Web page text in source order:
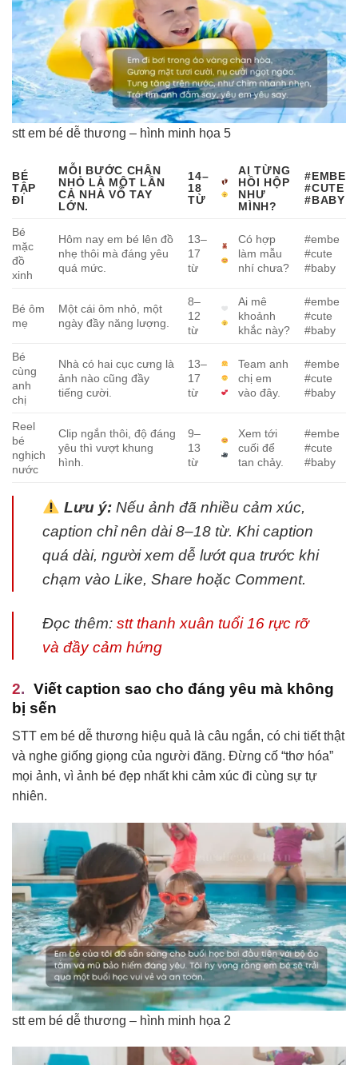
stt em bé dễ thương – hình minh họa 5
BÉ
TẬP
ĐI
MỖI BƯỚC CHÂN
NHỎ LÀ MỘT LẦN
CẢ NHÀ VỖ TAY
LỚN.
14–
18
TỪ
AI TỪNG
HỒI HỘP
NHƯ
MÌNH?
#EMBE
#CUTE
#BABY
Bé
mặc
đồ
xinh
Hôm nay em bé lên đồ
nhẹ thôi mà đáng yêu
quá mức.
13–
17
từ
Có hợp
làm mẫu
nhí chưa?
#embe
#cute
#baby
Bé ôm
mẹ
Một cái ôm nhỏ, một
ngày đầy năng lượng.
8–
12
từ
Ai mê
khoảnh
khắc này?
#embe
#cute
#baby
Bé
cùng
anh
chị
Nhà có hai cục cưng là
ảnh nào cũng đầy
tiếng cười.
13–
17
từ
Team anh
chị em
vào đây.
#embe
#cute
#baby
Reel
bé
nghịch
nước
Clip ngắn thôi, độ đáng
yêu thì vượt khung
hình.
9–
13
từ
Xem tới
cuối để
tan chảy.
#embe
#cute
#baby
Lưu ý:Nếu ảnh đã nhiều cảm xúc,
caption chỉ nên dài 8–18 từ. Khi caption
quá dài, người xem dễ lướt qua trước khi
chạm vào Like, Share hoặc Comment.
Đọc thêm: stt thanh xuân tuổi 16 rực rỡ
và đầy cảm hứng
Viết caption sao cho đáng yêu mà không
bị sến
STT em bé dễ thương hiệu quả là câu ngắn, có chi tiết thật
và nghe giống giọng của người đăng. Đừng cố “thơ hóa”
mọi ảnh, vì ảnh bé đẹp nhất khi cảm xúc đi cùng sự tự
nhiên.
stt em bé dễ thương – hình minh họa 2